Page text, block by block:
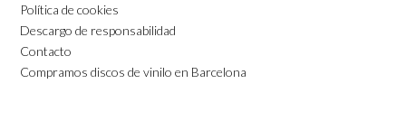
Política de cookies
Descargo de responsabilidad
Contacto
Compramos discos de vinilo en Barcelona